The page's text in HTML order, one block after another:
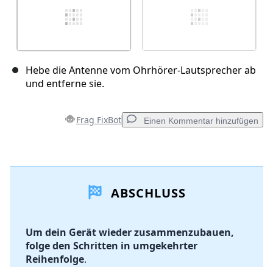
Hebe die Antenne vom Ohrhörer-Lautsprecher ab
und entferne sie.
Frag FixBot Einen Kommentar hinzufügen
Kommentar hinzufügen
Abbrechen Kommentieren
ABSCHLUSS
Um dein Gerät wieder zusammenzubauen,
folge den Schritten in umgekehrter
Reihenfolge.